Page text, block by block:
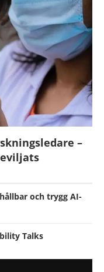
–
och trygg AI-
Talks